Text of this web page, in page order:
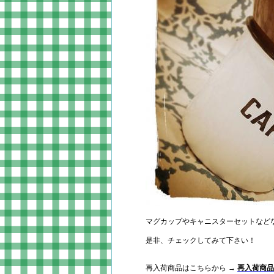
マグカップやキャニスターセットな
是非、チェックしてみて下さい！
再入荷商品はこちらから → 再入荷商品